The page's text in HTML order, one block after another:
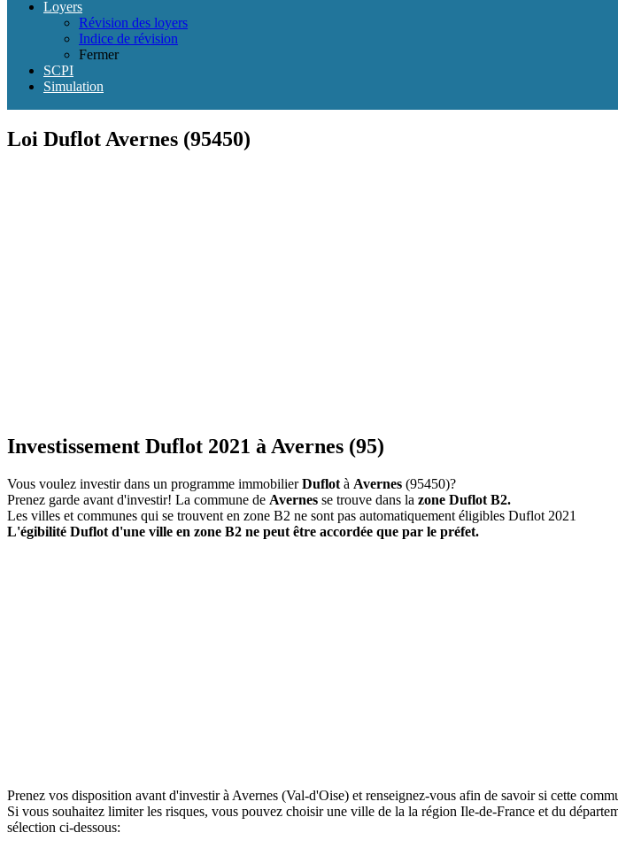
Loyers
Révision des loyers
Indice de révision
Fermer
SCPI
Simulation
Loi Duflot Avernes (95450)
Investissement Duflot 2021 à Avernes (95)
Vous voulez investir dans un programme immobilierDuflot à Avernes (95450)?
Prenez garde avant d'investir! La commune de Avernes se trouve dans la zone Duflot B2.
Les villes et communes qui se trouvent en zone B2 ne sont pas automatiquement éligibles Duflot 2021
L'égibilité Duflot d'une ville en zone B2 ne peut être accordée que par le préfet.
Prenez vos disposition avant d'investir à Avernes (Val-d'Oise) et renseignez-vous afin de savoir si cette
Si vous souhaitez limiter les risques, vous pouvez choisir une ville de la la région Ile-de-France et du
sélection ci-dessous: